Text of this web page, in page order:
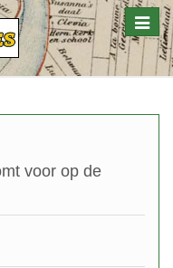
Toggle
voor op de